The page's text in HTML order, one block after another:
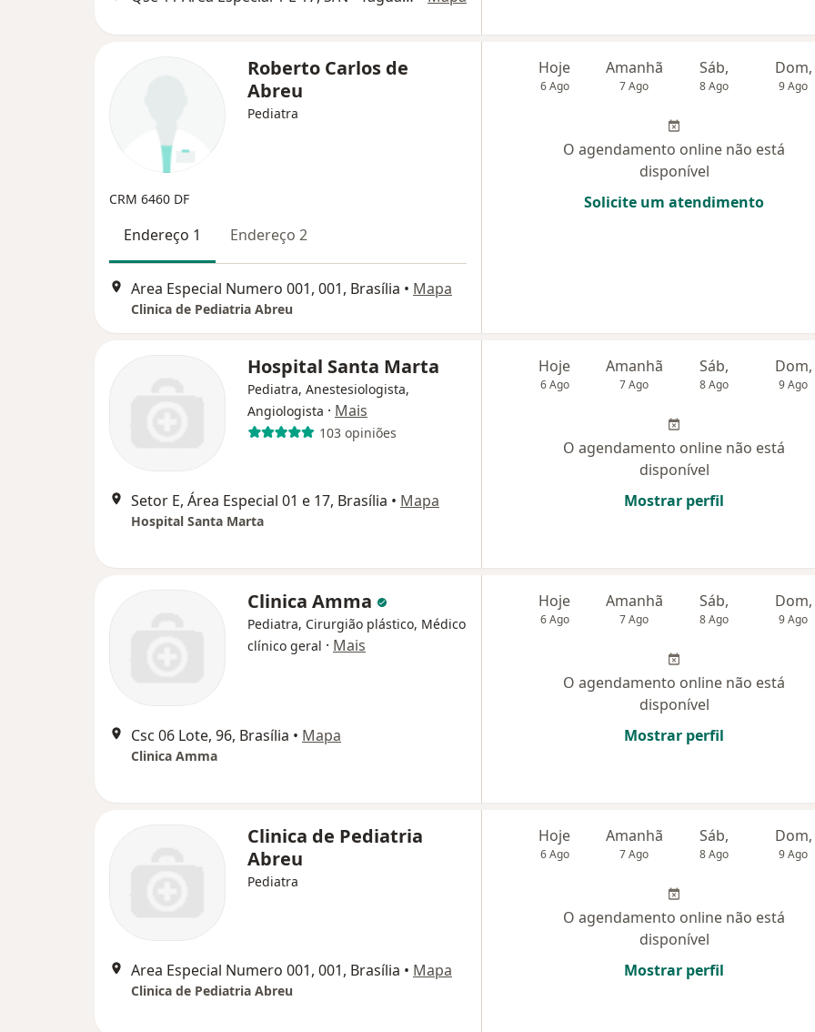
Roberto Carlos de
Abreu
Pediatra
CRM 6460 DF
Endereço 1 Endereço 2
Area Especial Numero 001, 001, Brasília • Mapa
Clinica de Pediatria Abreu
Hoje
6 Ago
Amanhã
7 Ago
Sáb,
8 Ago
Dom,
9 Ago
O agendamento online não está
disponível
Solicite um atendimento
Hospital Santa Marta
Pediatra, Anestesiologista,
Angiologista · Mais
103 opiniões
Setor E, Área Especial 01 e 17, Brasília • Mapa
Hospital Santa Marta
Hoje
6 Ago
Amanhã
7 Ago
Sáb,
8 Ago
Dom,
9 Ago
O agendamento online não está
disponível
Mostrar perfil
Clinica Amma
Pediatra, Cirurgião plástico, Médico
clínico geral · Mais
Csc 06 Lote, 96, Brasília • Mapa
Clinica Amma
Hoje
6 Ago
Amanhã
7 Ago
Sáb,
8 Ago
Dom,
9 Ago
O agendamento online não está
disponível
Mostrar perfil
Clinica de Pediatria
Abreu
Pediatra
Area Especial Numero 001, 001, Brasília • Mapa
Clinica de Pediatria Abreu
Hoje
6 Ago
Amanhã
7 Ago
Sáb,
8 Ago
Dom,
9 Ago
O agendamento online não está
disponível
Mostrar perfil